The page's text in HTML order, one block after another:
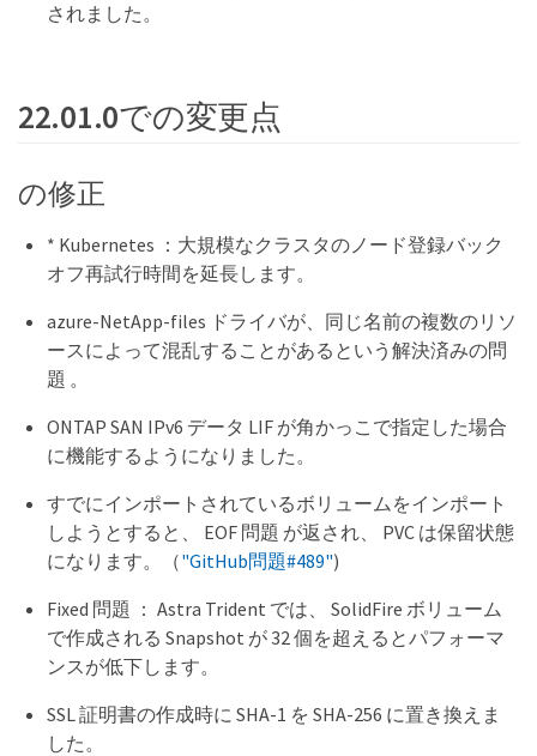
されました。
22.01.0での変更点
の修正
* Kubernetes ：大規模なクラスタのノード登録バック
オフ再試行時間を延長します。
azure-NetApp-files ドライバが、同じ名前の複数のリソ
ースによって混乱することがあるという解決済みの問
題 。
ONTAP SAN IPv6 データ LIF が角かっこで指定した場合
に機能するようになりました。
すでにインポートされているボリュームをインポート
しようとすると、 EOF 問題 が返され、 PVC は保留状態
になります。（"GitHub問題#489")
Fixed 問題 ： Astra Trident では、 SolidFire ボリューム
で作成される Snapshot が 32 個を超えるとパフォーマ
ンスが低下します。
SSL 証明書の作成時に SHA-1 を SHA-256 に置き換えま
した。